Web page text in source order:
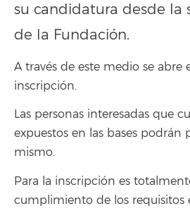
su candidatura desde la
de la Fundación.
A través de este medio se abre
inscripción.
Las personas interesadas que
expuestos en las bases podrán
mismo.
Para la inscripción es
cumplimiento de los requisitos